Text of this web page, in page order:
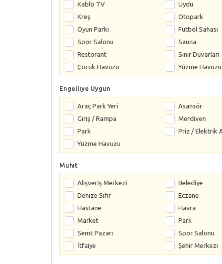
Kablo TV
Uydu
Kreş
Otopark
Oyun Parkı
Futbol Sahası
Spor Salonu
Sauna
Restorant
Sınır Duvarları
Çocuk Havuzu
Yüzme Havuzu
Engelliye Uygun
Araç Park Yeri Asansör
Giriş / Rampa
Merdiven
Park
Priz / Elektrik
Yüzme Havuzu
Muhit
Alışveriş Merkezi Belediye
Denize Sıfır
Eczane
Hastane
Havra
Market
Park
Semt Pazarı
Spor Salonu
İtfaiye
Şehir Merkezi